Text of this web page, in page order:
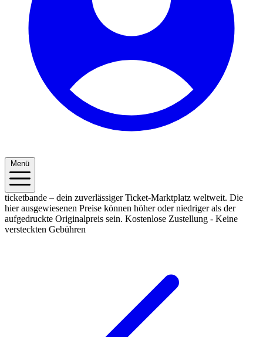
Menü
ticketbande – dein zuverlässiger Ticket-Marktplatz weltweit. Die
hier ausgewiesenen Preise können höher oder niedriger als der
aufgedruckte Originalpreis sein. Kostenlose Zustellung - Keine
versteckten Gebühren